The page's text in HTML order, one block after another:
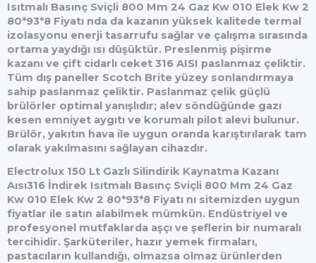
Isıtmalı Basınç Sviçli 800 Mm 24 Gaz Kw 010 Elek Kw 2
80*93*8 Fiyatı nda da kazanın yüksek kalitede termal
izolasyonu enerji tasarrufu sağlar ve çalışma sırasında
ortama yaydığı ısı düşüktür. Preslenmiş pişirme
kazanı ve çift cidarlı ceket 316 AISI paslanmaz çeliktir.
Tüm dış paneller Scotch Brite yüzey sonlandırmaya
sahip paslanmaz çeliktir. Paslanmaz çelik güçlü
brülörler optimal yanışlıdır; alev söndüğünde gazı
kesen emniyet aygıtı ve korumalı pilot alevi bulunur.
Brülör, yakıtın hava ile uygun oranda karıştırılarak tam
olarak yakılmasını sağlayan cihazdır.
Electrolux 150 Lt Gazlı Silindirik Kaynatma Kazanı
Aısı316 İndirek Isıtmalı Basınç Sviçli 800 Mm 24 Gaz
Kw 010 Elek Kw 2 80*93*8 Fiyatı nı sitemizden uygun
fiyatlar ile satın alabilmek mümkün. Endüstriyel ve
profesyonel mutfaklarda aşçı ve şeflerin bir numaralı
tercihidir. Şarküteriler, hazır yemek firmaları,
pastacıların kullandığı, olmazsa olmaz ürünlerden